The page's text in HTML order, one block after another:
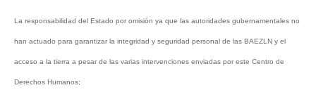
La responsabilidad del Estado por omisión ya que las autoridades gubernamentales no
han actuado para garantizar la integridad y seguridad personal de las BAEZLN y el
acceso a la tierra a pesar de las varias intervenciones enviadas por este Centro de
Derechos Humanos;